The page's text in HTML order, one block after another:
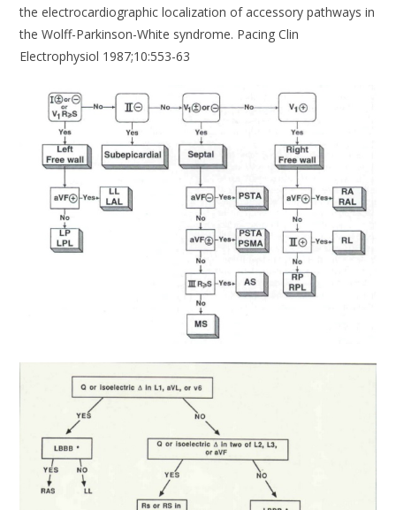
the electrocardiographic localization of accessory pathways in
the Wolff-Parkinson-White syndrome. Pacing Clin
Electrophysiol 1987;10:553-63